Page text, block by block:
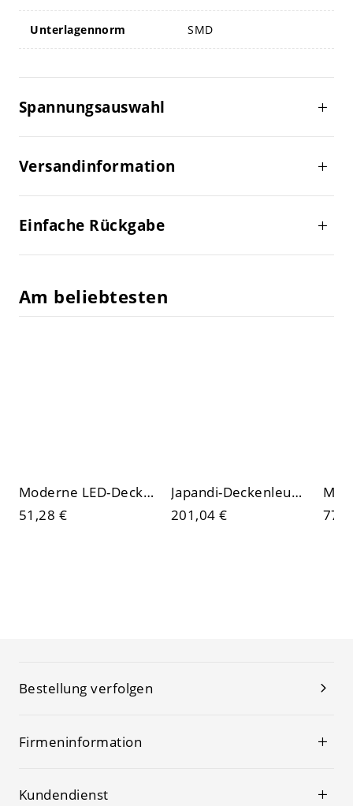
Unterlagennorm SMD
Spannungsauswahl
Versandinformation
Einfache Rückgabe
Am beliebtesten
Moderne LED-Deckenleuchte (bündig) mit Sternenhimmel-Diffusor und Rahmen mit Diamantmuster
51,28 €
Japandi-Deckenleuchte aus Seide, organische gerippte Kürbisleuchte mit sanft diffusem Licht
201,04 €
Bestellung verfolgen
Firmeninformation
Kundendienst